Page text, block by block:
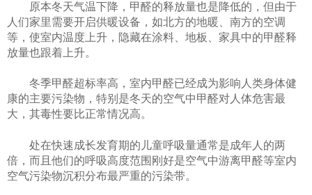
原本冬天气温下降，甲醛的释放量也是降低的，但由于
人们家里需要开启供暖设备，如北方的地暖、南方的空调
等，使室内温度上升，隐藏在涂料、地板、家具中的甲醛释
放量也跟着上升。
冬季甲醛超标率高 ，室内甲醛已经成为影响人类身体健
康的主要污染物，特别是冬天的空气中甲醛对人体危害最
大，其毒性要比正常情况高。
处在快速成长发育期的儿童呼吸量通常是成年人的两
倍，而且他们的呼吸高度范围刚好是空气中游离甲醛等室内
空气污染物沉积分布最严重的污染带。